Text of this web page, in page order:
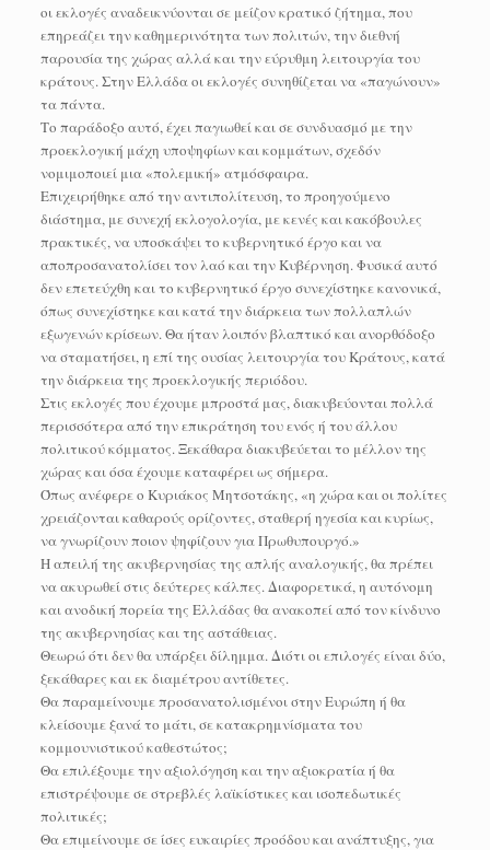
οι εκλογές αναδεικνύονται σε μείζον κρατικό ζήτημα, που
επηρεάζει την καθημερινότητα των πολιτών, την διεθνή
παρουσία της χώρας αλλά και την εύρυθμη λειτουργία του
κράτους. Στην Ελλάδα οι εκλογές συνηθίζεται να «παγώνουν»
τα πάντα.
Το παράδοξο αυτό, έχει παγιωθεί και σε συνδυασμό με την
προεκλογική μάχη υποψηφίων και κομμάτων, σχεδόν
νομιμοποιεί μια «πολεμική» ατμόσφαιρα.
Επιχειρήθηκε από την αντιπολίτευση, το προηγούμενο
διάστημα, με συνεχή εκλογολογία, με κενές και κακόβουλες
πρακτικές, να υποσκάψει το κυβερνητικό έργο και να
αποπροσανατολίσει τον λαό και την Κυβέρνηση. Φυσικά αυτό
δεν επετεύχθη και το κυβερνητικό έργο συνεχίστηκε κανονικά,
όπως συνεχίστηκε και κατά την διάρκεια των πολλαπλών
εξωγενών κρίσεων. Θα ήταν λοιπόν βλαπτικό και ανορθόδοξο
να σταματήσει, η επί της ουσίας λειτουργία του Κράτους, κατά
την διάρκεια της προεκλογικής περιόδου.
Στις εκλογές που έχουμε μπροστά μας, διακυβεύονται πολλά
περισσότερα από την επικράτηση του ενός ή του άλλου
πολιτικού κόμματος. Ξεκάθαρα διακυβεύεται το μέλλον της
χώρας και όσα έχουμε καταφέρει ως σήμερα.
Όπως ανέφερε ο Κυριάκος Μητσοτάκης, «η χώρα και οι πολίτες
χρειάζονται καθαρούς ορίζοντες, σταθερή ηγεσία και κυρίως,
να γνωρίζουν ποιον ψηφίζουν για Πρωθυπουργό.»
Η απειλή της ακυβερνησίας της απλής αναλογικής, θα πρέπει
να ακυρωθεί στις δεύτερες κάλπες. Διαφορετικά, η αυτόνομη
και ανοδική πορεία της Ελλάδας θα ανακοπεί από τον κίνδυνο
της ακυβερνησίας και της αστάθειας.
Θεωρώ ότι δεν θα υπάρξει δίλημμα. Διότι οι επιλογές είναι δύο,
ξεκάθαρες και εκ διαμέτρου αντίθετες.
Θα παραμείνουμε προσανατολισμένοι στην Ευρώπη ή θα
κλείσουμε ξανά το μάτι, σε κατακρημνίσματα του
κομμουνιστικού καθεστώτος;
Θα επιλέξουμε την αξιολόγηση και την αξιοκρατία ή θα
επιστρέψουμε σε στρεβλές λαϊκίστικες και ισοπεδωτικές
πολιτικές;
Θα επιμείνουμε σε ίσες ευκαιρίες προόδου και ανάπτυξης, για